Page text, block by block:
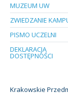
MUZEUM UW
ZWIEDZANIE
PISMO UCZELNI
DEKLARACJA
DOSTĘPNOŚCI
Krakowskie